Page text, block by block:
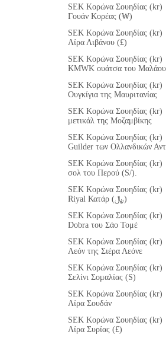
SEK Κορώνα Σουηδίας (kr)
Γουάν Κορέας (₩)
SEK Κορώνα Σουηδίας (kr)
Λίρα Λιβάνου (£)
SEK Κορώνα Σουηδίας (kr)
ΚMWK ουάτσα του
SEK Κορώνα Σουηδίας (kr)
Ουγκίγια της Μαυριτανίας
SEK Κορώνα Σουηδίας (kr)
μετικάλ της Μοζαμβίκης
SEK Κορώνα Σουηδίας (kr)
Guilder των Ολλανδικών
SEK Κορώνα Σουηδίας (kr)
σολ του Περού (S/).
SEK Κορώνα Σουηδίας (kr)
Riyal Κατάρ (﷼)
SEK Κορώνα Σουηδίας (kr)
Dobra του Σάο Τομέ
SEK Κορώνα Σουηδίας (kr)
Λεόν της Σιέρα Λεόνε
SEK Κορώνα Σουηδίας (kr)
Σελίνι Σομαλίας (S)
SEK Κορώνα Σουηδίας (kr)
Λίρα Σουδάν
SEK Κορώνα Σουηδίας (kr)
Λίρα Συρίας (£)